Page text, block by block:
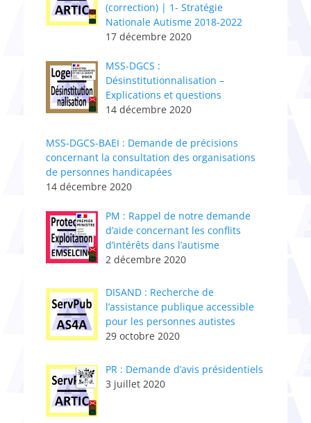
(correction) | 1- Stratégie
Nationale Autisme 2018-2022
17 décembre 2020
MSS-DGCS :
Désinstitutionnalisation –
Explications et questions
14 décembre 2020
MSS-DGCS-BAEI : Demande de précisions
concernant la consultation des organisations
de personnes handicapées
14 décembre 2020
PM : Rappel de notre demande
d’aide concernant les conflits
d’intérêts dans l’autisme
2 décembre 2020
DISAND : Recherche de
l’assistance publique accessible
pour les personnes autistes
29 octobre 2020
PR : Demande d’avis présidentiels
3 juillet 2020